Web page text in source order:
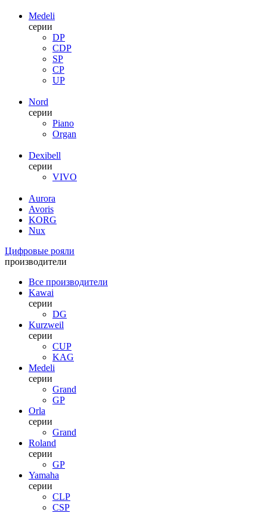
Medeli
серии
DP
CDP
SP
CP
UP
Nord
серии
Piano
Organ
Dexibell
серии
VIVO
Aurora
Avoris
KORG
Nux
Цифровые рояли
производители
Все производители
Kawai
серии
DG
Kurzweil
серии
CUP
KAG
Medeli
серии
Grand
GP
Orla
серии
Grand
Roland
серии
GP
Yamaha
серии
CLP
CSP